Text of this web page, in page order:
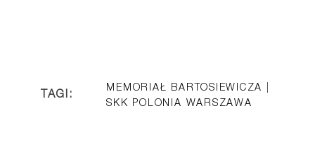
TAGI:
MEMORIAŁ BARTOSIEWICZA
SKK POLONIA WARSZAWA